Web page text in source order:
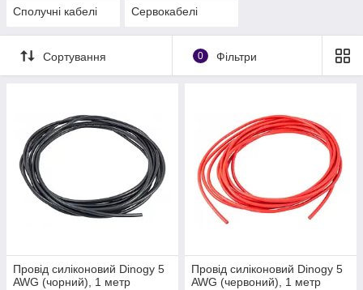
Сполучні кабелі Сервокабелі
Сортування 0 Фільтри
Провід силіконовий Dinogy 5
AWG (чорний), 1 метр
Провід силіконовий Dinogy 5
AWG (червоний), 1 метр